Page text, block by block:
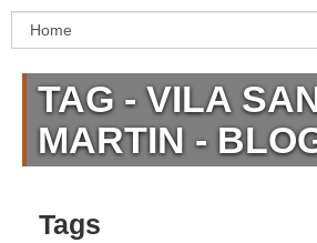
TAG - VILA
MARTIN -
Tags